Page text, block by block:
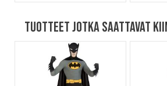
Tuotteet jotka saattavat